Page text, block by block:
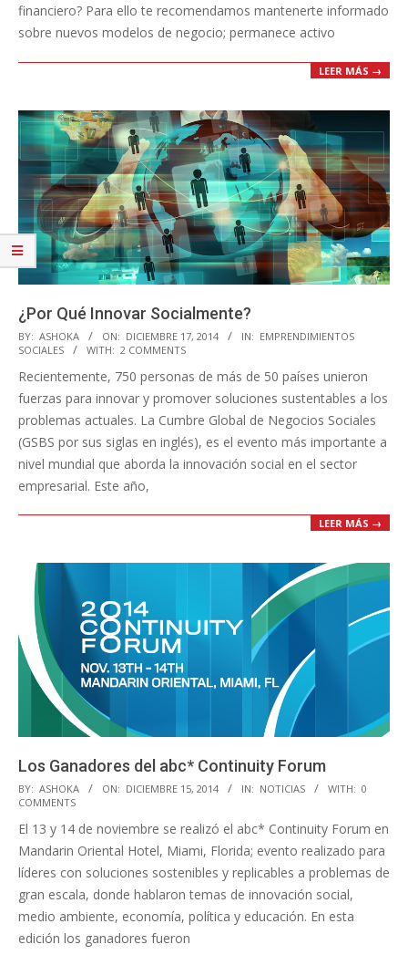
financiero? Para ello te recomendamos mantenerte informado
sobre nuevos modelos de negocio; permanece activo
LEER MÁS →
¿Por Qué Innovar Socialmente?
2014-
12-
17
BY: ASHOKA ON: DICIEMBRE 17, 2014 IN: EMPRENDIMIENTOS
SOCIALES
WITH: 2 COMMENTS
Recientemente, 750 personas de más de 50 países unieron
fuerzas para innovar y promover soluciones sustentables a los
problemas actuales. La Cumbre Global de Negocios Sociales
(GSBS por sus siglas en inglés), es el evento más importante a
nivel mundial que aborda la innovación social en el sector
empresarial. Este año,
LEER MÁS →
Los Ganadores del abc* Continuity Forum
2014-
12-
15
BY: ASHOKA ON: DICIEMBRE 15, 2014 IN: NOTICIAS WITH: 0
COMMENTS
El 13 y 14 de noviembre se realizó el abc* Continuity Forum en
Mandarin Oriental Hotel, Miami, Florida; evento realizado para
líderes con soluciones sostenibles y replicables a problemas de
gran escala, donde hablaron temas de innovación social,
medio ambiente, economía, política y educación. En esta
edición los ganadores fueron